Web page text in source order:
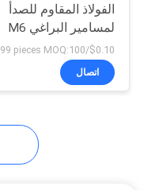
الفولاذ المقاوم للصدأ
لمسامير البراغي M6
ستاندرد DIN 934
اتصال